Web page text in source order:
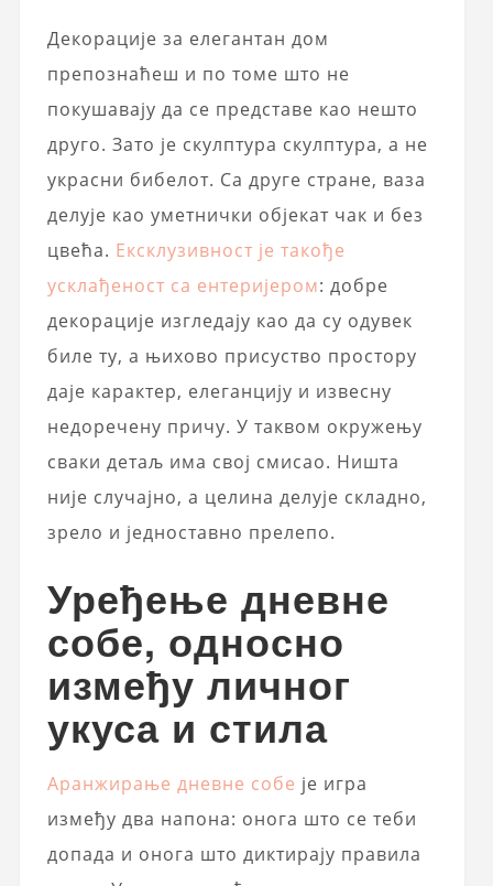
Декорације за елегантан дом
препознаћеш и по томе што не
покушавају да се представе као нешто
друго. Зато је скулптура скулптура, а не
украсни бибелот. Са друге стране, ваза
делује као уметнички објекат чак и без
цвећа. Ексклузивност је такође
усклађеност са ентеријером: добре
декорације изгледају као да су одувек
биле ту, а њихово присуство простору
даје карактер, елеганцију и извесну
недоречену причу. У таквом окружењу
сваки детаљ има свој смисао. Ништа
није случајно, а целина делује складно,
зрело и једноставно прелепо.
Уређење дневне
собе, односно
између личног
укуса и стила
Аранжирање дневне собе је игра
између два напона: онога што се теби
допада и онога што диктирају правила